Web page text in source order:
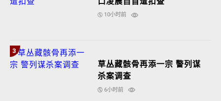
10小时前
3
草丛藏骸骨再添一宗 警列谋
杀案调查
6小时前